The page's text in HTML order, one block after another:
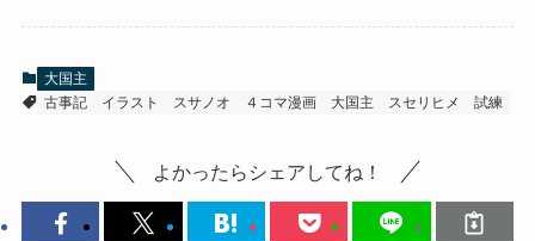
大国主
古事記
イラスト スサノオ ４コマ漫画 大国主 スセリヒメ 試練
よかったらシェアしてね！